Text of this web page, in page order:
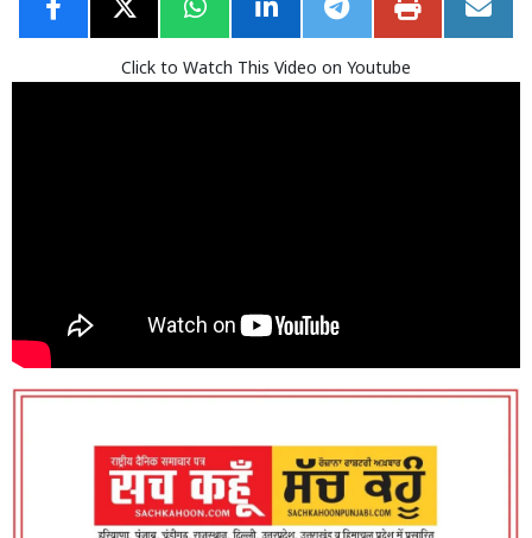
Click to Watch This Video on Youtube